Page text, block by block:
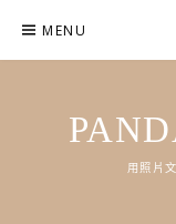
content
MENU
用照片